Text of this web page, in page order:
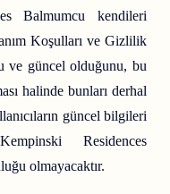
Balmumcu kendileri
Koşulları ve Gizlilik
ve güncel olduğunu, bu
halinde bunları derhal
güncel bilgileri
Residences
olmayacaktır.